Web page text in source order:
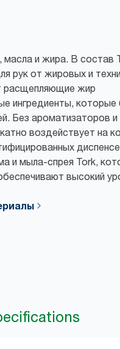
масла и жира. В состав
рук от жировых и
расщепляющие жир
ингредиенты,
Без ароматизаторов и
воздействует на
и мыла-спрея Tork,
высокий